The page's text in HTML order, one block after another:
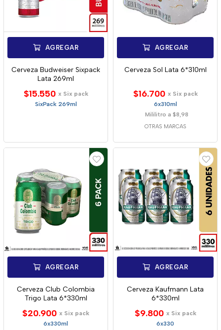
AGREGAR
Cerveza Budweiser Sixpack
Lata 269ml
$15.550 x Six pack
SixPack 269ml
AGREGAR
Cerveza Sol Lata 6*310ml
$16.700 x Six pack
6x310ml
Mililitro a $8,98
OTRAS MARCAS
AGREGAR
Cerveza Club Colombia
Trigo Lata 6*330ml
$20.900 x Six pack
6x330ml
AGREGAR
Cerveza Kaufmann Lata
6*330ml
$9.800 x Six pack
6x330